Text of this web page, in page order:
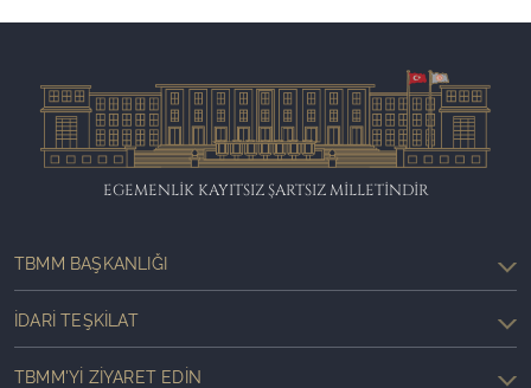
EGEMENLİK KAYITSIZ ŞARTSIZ MİLLETİNDİR
TBMM BAŞKANLIĞI
İDARI TEŞKILAT
TBMM'YI ZIYARET EDIN